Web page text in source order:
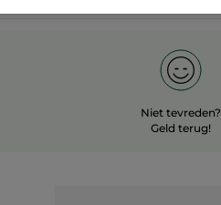
Niet tevreden?
Geld terug!